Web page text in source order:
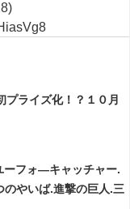
プライズ化！？１０月
ーフォ―キャッチャー.
やいば.進撃の巨人.三